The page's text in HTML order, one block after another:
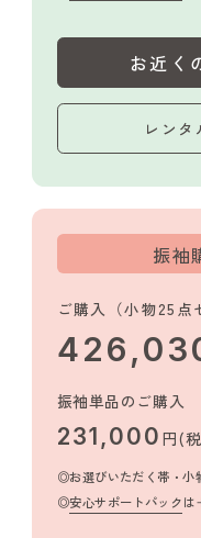
お近く
レンタ
振袖
ご購入（小物25点
振袖単品のご購入
231,000 円(
お選びいただく帯・小
安心サポートパックは